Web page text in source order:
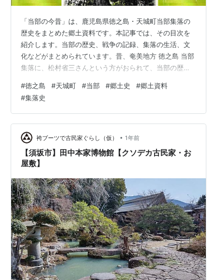
「当部の今昔」は、鹿児島県徳之島・天城町当部集落の
歴史をまとめた郷土資料です。本記事では、その目次を
紹介します。当部の歴史、戦争の記録、集落の生活、文
化などがまとめられています。昔、奄美地方 徳之島 当部
集落に、松村省三さんという方がおられて、当部の歴史
まとめてくださいました。現在、紙でしか残ってないの
ですが、貴重な資料ですので、将来に残すため、スキャ
ンしたので、徳之島 天城町 当部集落の歴史資料として公
開しています。郷土史研究や地域研究の参考になれば幸
いです。 （はてなブログはPDF添付できないため、note
以下のページに添付してます。） …
#徳之島 #天城町 #当部 #郷土史 #郷土資料
#集落史
袴ブーツで古民家ぐらし（仮） • 1年前
【須坂市】田中本家博物館【クソデカ古民家・お
屋敷】